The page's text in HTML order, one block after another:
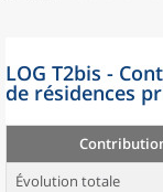
LOG T2bis -
de résidences
Évolution totale